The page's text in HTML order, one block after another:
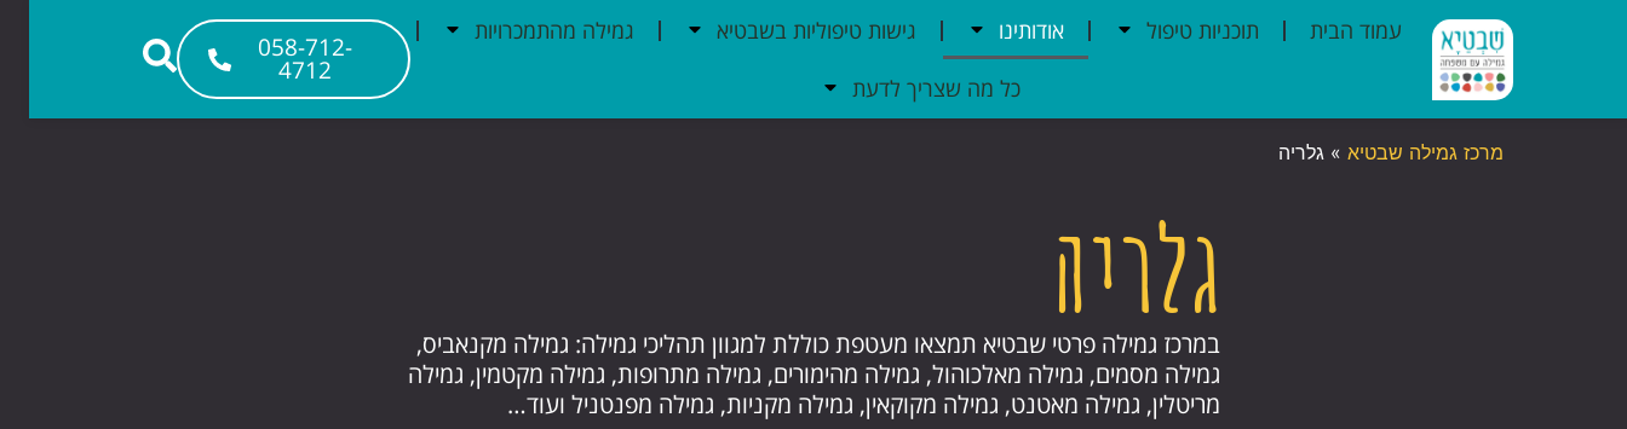
מרכז גמילה שבטיא » גלריה
גלריה
במרכז גמילה פרטי שבטיא תמצאו מעטפת כוללת למגוון תהליכי גמילה: גמילה מקנאביס,
גמילה מסמים, גמילה מאלכוהול, גמילה מהימורים, גמילה מתרופות, גמילה מקטמין, גמילה
מריטלין, גמילה מאטנט, גמילה מקוקאין, גמילה מקניות, גמילה מפנטניל ועוד…
עמוד הבית תוכניות טיפול אודותינו גישות טיפוליות בשבטיא
גמילה מהתמכרויות
כל מה שצריך לדעת
058-712-
4712